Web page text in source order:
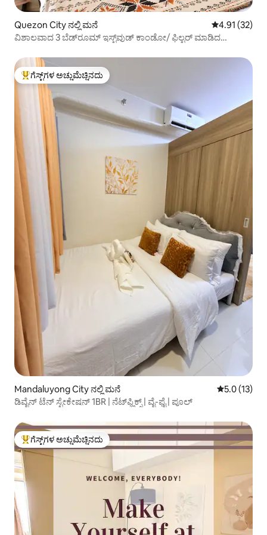
Quezon City ನಲ್ಲಿ ಮನೆ 5 ರಲ್ಲಿ 4.91
4.91 (32)
ವಿಶಾಲವಾದ 3 ಬೆಡ್‌ರೂಮ್ ಇಸ್ಟ್‌ವುಡ್ ಕಾಂಡೋ/ ಫಿಲ್ಟರ್ ಮಾಡಿದ
ಗೆಸ್ಟ್‌ಗಳಿಗೆ ಅತಿ ಹೆಚ್ಚು ಅಚ್ಚುಮೆಚ್ಚಿನದು
ಗೆಸ್ಟ್‌ಗಳ ಅಚ್ಚುಮೆಚ್ಚಿನದು
Mandaluyong City ನಲ್ಲಿ ಮನೆ 5 ರಲ್ಲಿ 5.0
5.0 (13)
ಡಿವೈನ್ ಟೆನ್ ಸ್ಟೇಕೇಷನ್ 1BR | ನೆಟ್‌ಫ್ಲಿಕ್ಸ್ | ವೈ-ಫೈ | ಪೂಲ್
ಗೆಸ್ಟ್‌ಗಳಿಗೆ ಅತಿ ಹೆಚ್ಚು ಅಚ್ಚುಮೆಚ್ಚಿನದು
ಗೆಸ್ಟ್‌ಗಳ ಅಚ್ಚುಮೆಚ್ಚಿನದು